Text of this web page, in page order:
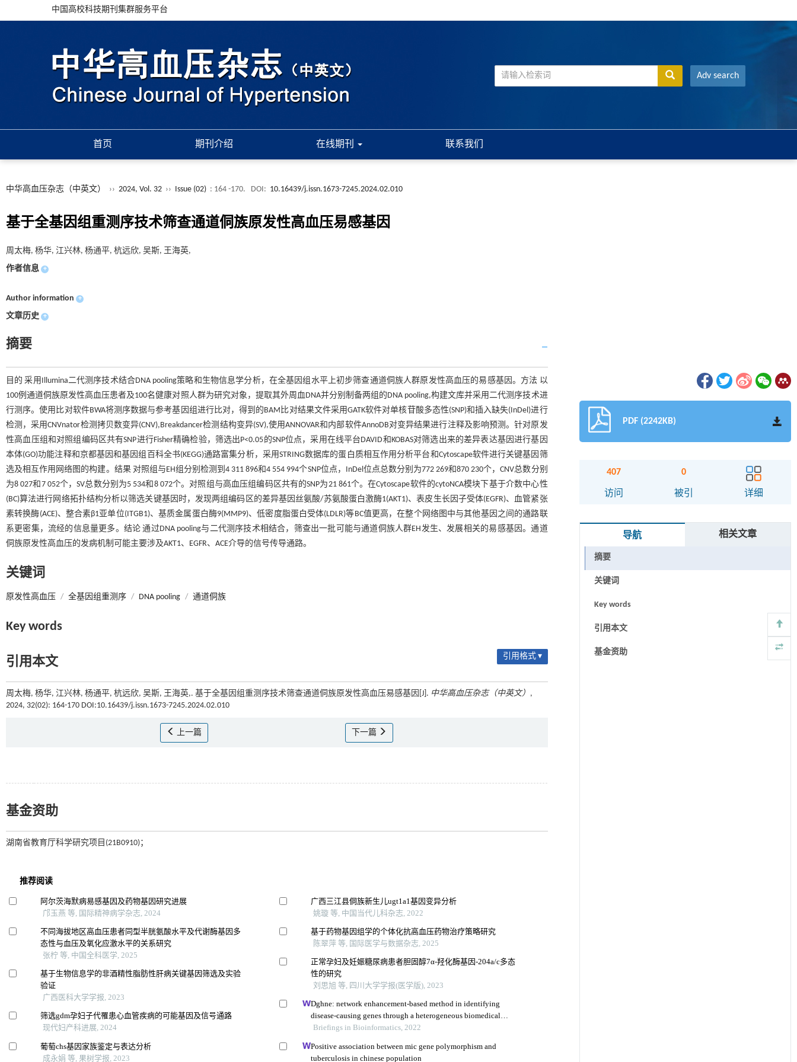
中国高校科技期刊集群服务平台
Adv search
首页 期刊介绍 在线期刊 联系我们
中华高血压杂志（中英文） ›› 2024, Vol. 32 ›› Issue (02) : 164 -170. DOI: 10.16439/j.issn.1673-7245.2024.02.010
基于全基因组重测序技术筛查通道侗族原发性高血压易感基因
周太梅, 杨华, 江兴林, 杨通平, 杭远欣, 吴斯, 王海英,
作者信息 +
Author information +
文章历史 +
摘要
目的 采用Illumina二代测序技术结合DNA pooling策略和生物信息学分析，在全基因组水平上初步筛查通道侗族人群原发性高血压的易感基因。方法 以
100例通道侗族原发性高血压患者及100名健康对照人群为研究对象，提取其外周血DNA并分别制备两组的DNA pooling,构建文库并采用二代测序技术进
行测序。使用比对软件BWA将测序数据与参考基因组进行比对，得到的BAM比对结果文件采用GATK软件对单核苷酸多态性(SNP)和插入缺失(InDel)进行
检测，采用CNVnator检测拷贝数变异(CNV),Breakdancer检测结构变异(SV),使用ANNOVAR和内部软件AnnoDB对变异结果进行注释及影响预测。针对原发
性高血压组和对照组编码区共有SNP进行Fisher精确检验，筛选出P<0.05的SNP位点，采用在线平台DAVID和KOBAS对筛选出来的差异表达基因进行基因
本体(GO)功能注释和京都基因和基因组百科全书(KEGG)通路富集分析，采用STRING数据库的蛋白质相互作用分析平台和Cytoscape软件进行关键基因筛
选及相互作用网络图的构建。结果 对照组与EH组分别检测到4 311 896和4 554 994个SNP位点，InDel位点总数分别为772 269和870 230个，CNV总数分别
为8 027和7 052个，SV总数分别为5 534和8 072个。对照组与高血压组编码区共有的SNP为21 861个。在Cytoscape软件的cytoNCA模块下基于介数中心性
(BC)算法进行网络拓扑结构分析以筛选关键基因时，发现两组编码区的差异基因丝氨酸/苏氨酸蛋白激酶1(AKT1)、表皮生长因子受体(EGFR)、血管紧张
素转换酶(ACE)、整合素β1亚单位(ITGB1)、基质金属蛋白酶9(MMP9)、低密度脂蛋白受体(LDLR)等BC值更高，在整个网络图中与其他基因之间的通路联
系更密集，流经的信息量更多。结论 通过DNA pooling与二代测序技术相结合，筛查出一批可能与通道侗族人群EH发生、发展相关的易感基因。通道
侗族原发性高血压的发病机制可能主要涉及AKT1、EGFR、ACE介导的信号传导通路。
关键词
原发性高血压 / 全基因组重测序 / DNA pooling / 通道侗族
Key words
引用本文 引用格式 ▾
周太梅, 杨华, 江兴林, 杨通平, 杭远欣, 吴斯, 王海英,. 基于全基因组重测序技术筛查通道侗族原发性高血压易感基因[J]. 中华高血压杂志（中英文） ,
2024, 32(02): 164-170 DOI:10.16439/j.issn.1673-7245.2024.02.010
上一篇 下一篇
基金资助
湖南省教育厅科学研究项目(21B0910)；
PDF (2242KB)
407
访问
0
被引 详细
导航 相关文章
摘要
关键词
Key words
引用本文
基金资助